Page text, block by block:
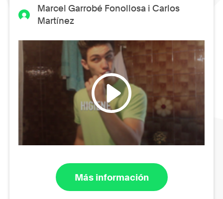
Marcel Garrobé Fonollosa i Carlos
Martínez
Más información